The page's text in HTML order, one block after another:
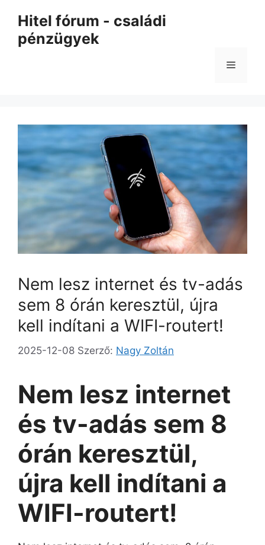
tartalomba
Hitel fórum - családi
pénzügyek
Menü
Nem lesz internet és tv-adás
sem 8 órán keresztül, újra
kell indítani a WIFI-routert!
2025-12-08 Szerző: Nagy Zoltán
Nem lesz internet
és tv-adás sem 8
órán keresztül,
újra kell indítani a
WIFI-routert!